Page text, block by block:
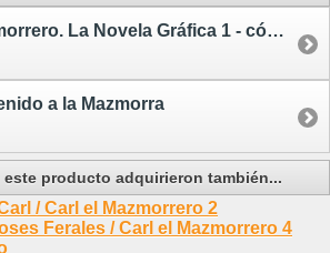
Carl el Mazmorrero. La Novela Gráfica 1 - cómic
a la Mazmorra
producto adquirieron también...
/ Carl el Mazmorrero 2
Ferales / Carl el Mazmorrero 4